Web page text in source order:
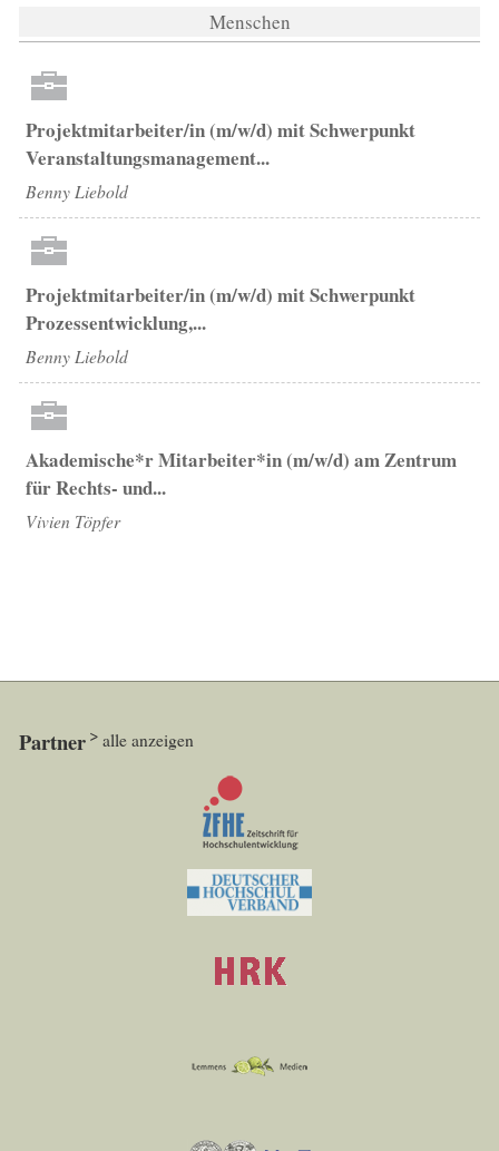
Menschen
Projektmitarbeiter/in (m/w/d) mit Schwerpunkt
Veranstaltungsmanagement...
Benny Liebold
Projektmitarbeiter/in (m/w/d) mit Schwerpunkt
Prozessentwicklung,...
Benny Liebold
Akademische*r Mitarbeiter*in (m/w/d) am Zentrum
für Rechts- und...
Vivien Töpfer
Partner alle anzeigen